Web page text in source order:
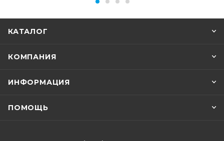
КАТАЛОГ
КОМПАНИЯ
ИНФОРМАЦИЯ
ПОМОЩЬ